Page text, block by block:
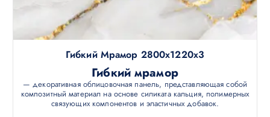
Гибкий Мрамор 2800х1220х3
Гибкий мрамор
— декоративная облицовочная панель, представляющая собой
композитный материал на основе силиката кальция, полимерных
связующих компонентов и эластичных добавок.